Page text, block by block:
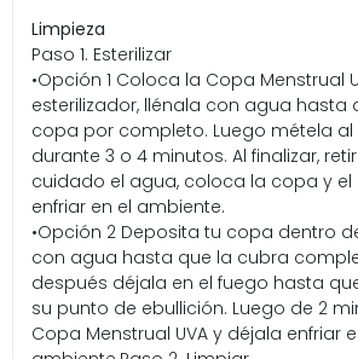
Limpieza
Paso 1. Esterilizar
•Opción 1 Coloca la Copa Menstrual
esterilizador, llénala con agua hasta
copa por completo. Luego métela
durante 3 o 4 minutos. Al finalizar,
cuidado el agua, coloca la copa y el
enfriar en el ambiente.
•Opción 2 Deposita tu copa dentro
con agua hasta que la cubra
después déjala en el fuego hasta
su punto de ebullición. Luego de 2
Copa Menstrual UVA y déjala enfriar